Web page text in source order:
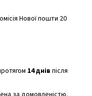
Нової пошти 20
14 днів після